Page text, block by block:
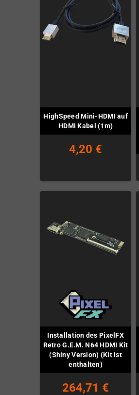
HighSpeed Mini-HDMI auf
HDMI Kabel (1m)
4,20 €
Installation des PixelFX
Retro G.E.M. N64 HDMI Kit
(Shiny Version) (Kit ist
enthalten)
264,71 €